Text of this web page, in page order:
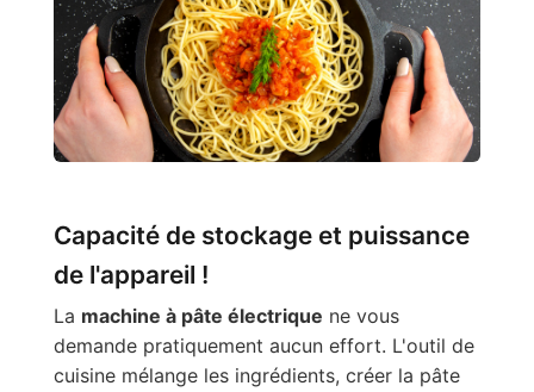
Capacité de stockage et puissance
de l'appareil !
La machine à pâte électrique ne vous
demande pratiquement aucun effort. L'outil de
cuisine mélange les ingrédients, créer la pâte